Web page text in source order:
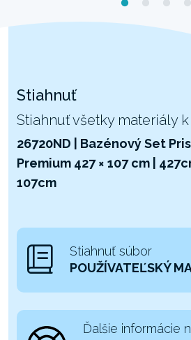
Stiahnuť
Stiahnuť všetky materiály
26720ND | Bazénový Set
Premium 427 × 107 cm |
107cm
Stiahnuť súbor
POUŽÍVATEĽSKÝ
Ďalšie informácie